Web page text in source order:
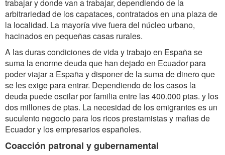
trabajar y donde van a trabajar, dependiendo de la
arbitrariedad de los capataces, contratados en una plaza de
la localidad. La mayoría vive fuera del núcleo urbano,
hacinados en pequeñas casas rurales.
A las duras condiciones de vida y trabajo en España se
suma la enorme deuda que han dejado en Ecuador para
poder viajar a España y disponer de la suma de dinero que
se les exige para entrar. Dependiendo de los casos la
deuda puede oscilar por familia entre las 400.000 ptas. y los
dos millones de ptas. La necesidad de los emigrantes es un
suculento negocio para los ricos prestamistas y mafias de
Ecuador y los empresarios españoles.
Coacción patronal y gubernamental